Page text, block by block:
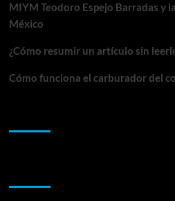
MIYM Teodoro Espejo Barradas y
México
¿Cómo resumir un artículo sin
Cómo funciona el carburador del